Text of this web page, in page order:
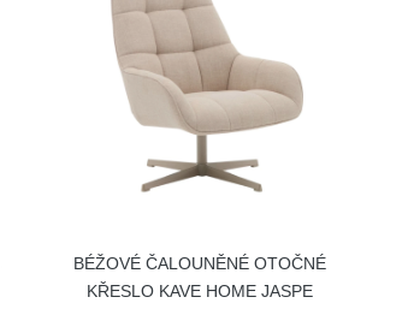
BÉŽOVÉ ČALOUNĚNÉ OTOČNÉ
KŘESLO KAVE HOME JASPE